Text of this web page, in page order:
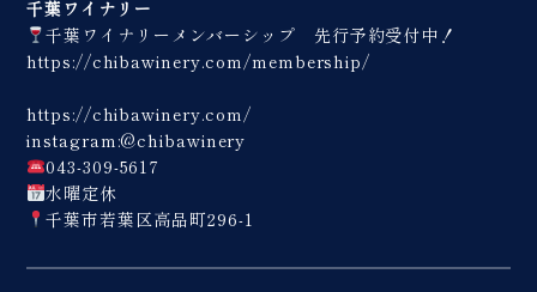
千葉ワイナリー
千葉ワイナリーメンバーシップ 先行予約受付中！
https://chibawinery.com/membership/
https://chibawinery.com/
instagram:@chibawinery
043-309-5617
水曜定休
千葉市若葉区高品町296-1